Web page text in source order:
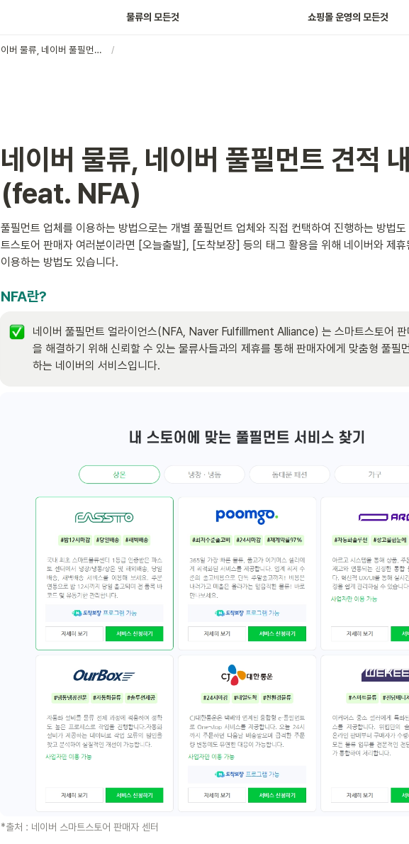
물류의 모든것 쇼핑몰 운영의 모든것
네이버 물류, 네이버 풀필먼트 견적 내는 법(feat. NFA) /
네이버 물류, 네이버 풀필먼트 견적
(feat. NFA)
풀필먼트 업체를 이용하는 방법으로는 개별 풀필먼트 업체와 직접 컨택하여 진행하는 방법
트스토어 판매자 여러분이라면 [오늘출발], [도착보장] 등의 태그 활용을 위해 네이버와 제휴
이용하는 방법도 있습니다.
NFA란?
네이버 풀필먼트 얼라이언스(NFA, Naver Fulfilllment Alliance) 는 스마트스토어 판
을 해결하기 위해 신뢰할 수 있는 물류사들과의 제휴를 통해 판매자에게 맞춤형 풀필
하는 네이버의 서비스입니다.
*출처 : 네이버 스마트스토어 판매자 센터